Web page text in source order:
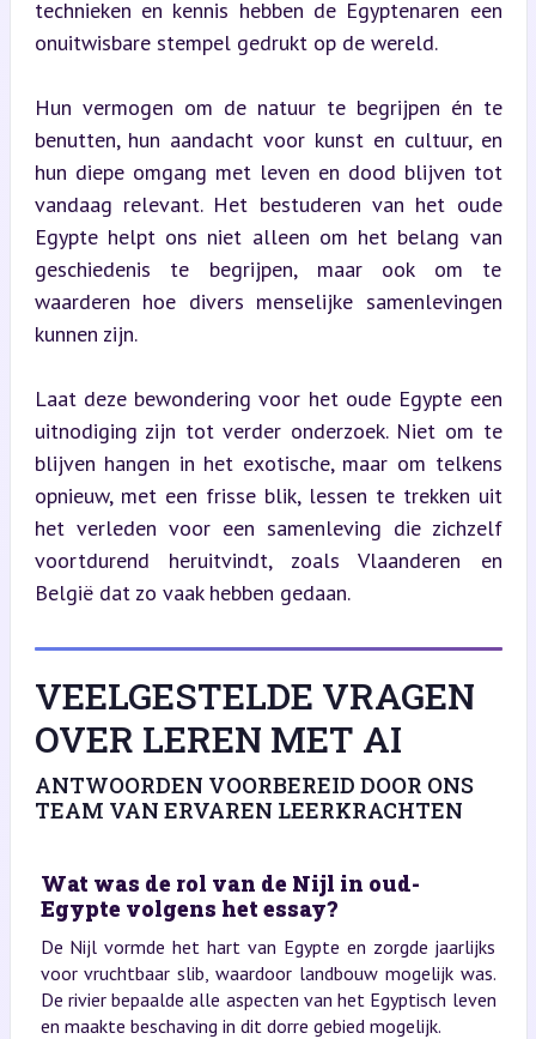
technieken en kennis hebben de Egyptenaren een
onuitwisbare stempel gedrukt op de wereld.
Hun vermogen om de natuur te begrijpen én te
benutten, hun aandacht voor kunst en cultuur, en
hun diepe omgang met leven en dood blijven tot
vandaag relevant. Het bestuderen van het oude
Egypte helpt ons niet alleen om het belang van
geschiedenis te begrijpen, maar ook om te
waarderen hoe divers menselijke samenlevingen
kunnen zijn.
Laat deze bewondering voor het oude Egypte een
uitnodiging zijn tot verder onderzoek. Niet om te
blijven hangen in het exotische, maar om telkens
opnieuw, met een frisse blik, lessen te trekken uit
het verleden voor een samenleving die zichzelf
voortdurend heruitvindt, zoals Vlaanderen en
België dat zo vaak hebben gedaan.
VEELGESTELDE VRAGEN
OVER LEREN MET AI
ANTWOORDEN VOORBEREID DOOR ONS
TEAM VAN ERVAREN LEERKRACHTEN
Wat was de rol van de Nijl in oud-
Egypte volgens het essay?
De Nijl vormde het hart van Egypte en zorgde jaarlijks
voor vruchtbaar slib, waardoor landbouw mogelijk was.
De rivier bepaalde alle aspecten van het Egyptisch leven
en maakte beschaving in dit dorre gebied mogelijk.